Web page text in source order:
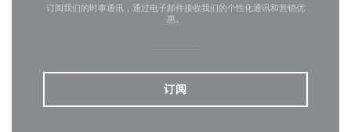
订阅我们的时事通讯，通过电子邮件接收我们的个性化通讯和营销优
惠。
订阅